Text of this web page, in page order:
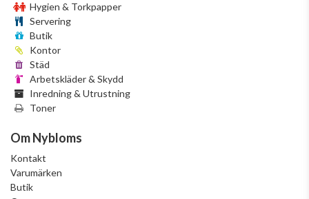
Hygien & Torkpapper
Servering
Butik
Kontor
Städ
Arbetskläder & Skydd
Inredning & Utrustning
Toner
Om Nybloms
Kontakt
Varumärken
Butik